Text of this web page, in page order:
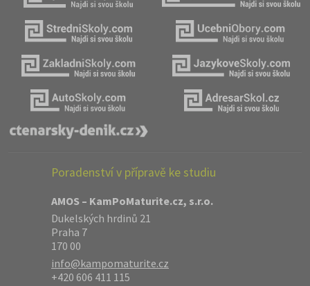
Poradenství v přípravě ke studiu
AMOS – KamPoMaturite.cz, s.r.o.
Dukelských hrdinů 21
Praha 7
170 00
info@kampomaturite.cz
+420 606 411 115